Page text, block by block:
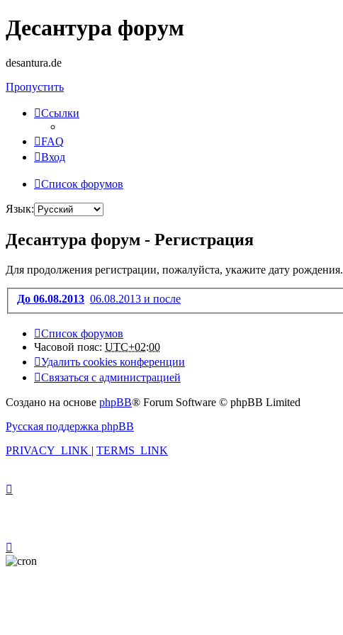
Десантура форум
desantura.de
Пропустить
Ссылки
FAQ
Вход
Список форумов
Язык:
Десантура форум - Регистрация
Для продолжения регистрации, пожалуйста, укажите дату рождения.
До 06.08.2013 06.08.2013 и после
Список форумов
Часовой пояс: UTC+02:00
Удалить cookies конференции
Связаться с администрацией
Создано на основе phpBB® Forum Software © phpBB Limited
Русская поддержка phpBB
PRIVACY_LINK | TERMS_LINK